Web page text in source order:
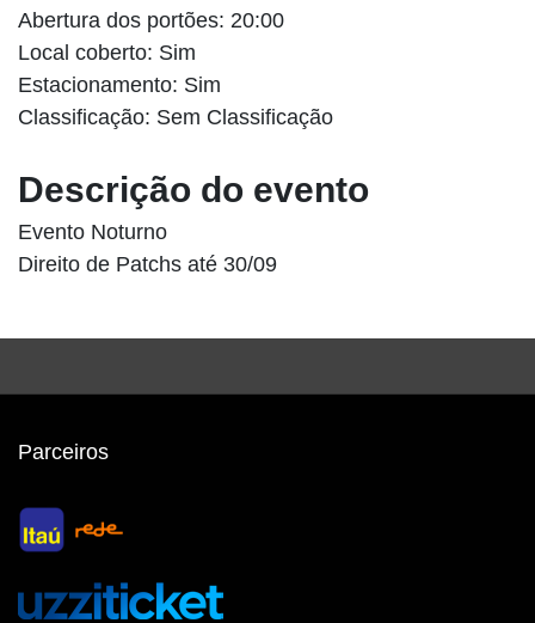
Abertura dos portões: 20:00
Local coberto: Sim
Estacionamento: Sim
Classificação: Sem Classificação
Descrição do evento
Evento Noturno
Direito de Patchs até 30/09
Parceiros